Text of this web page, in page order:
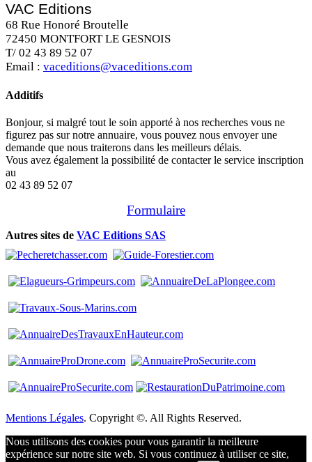
VAC Editions
68 Rue Honoré Broutelle
72450 MONTFORT LE GESNOIS
T/ 02 43 89 52 07
Email : vaceditions@vaceditions.com
Additifs
Bonjour, si malgré tout le soin apporté à nos recherches vous ne
figurez pas sur notre annuaire, vous pouvez nous envoyer une
demande que nous traiterons dans les meilleurs délais.
Vous avez également la possibilité de contacter le service inscription
au
02 43 89 52 07
Formulaire
Autres sites de VAC Editions SAS
Mentions Légales. Copyright ©. All Rights Reserved.
Nous utilisons des cookies pour vous garantir la meilleure
expérience sur notre site web. Si vous continuez à utiliser ce site,